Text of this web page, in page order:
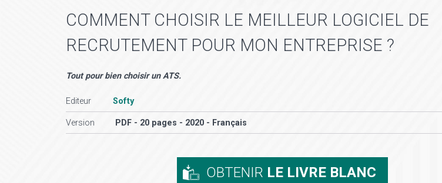
COMMENT CHOISIR LE MEILLEUR LOGICIEL DE
RECRUTEMENT POUR MON ENTREPRISE ?
Tout pour bien choisir un ATS.
Editeur Softy
Version PDF - 20 pages - 2020 - Français
OBTENIR LE LIVRE BLANC